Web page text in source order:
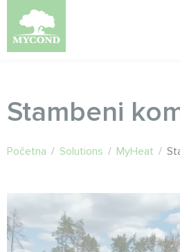
Stambeni
Početna / Solutions / MyHeat /